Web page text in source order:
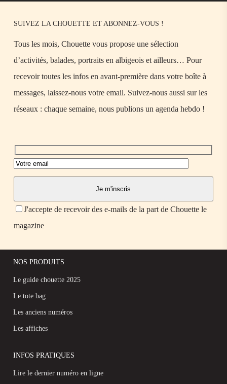
SUIVEZ LA CHOUETTE ET ABONNEZ-VOUS !
Tous les mois, Chouette vous propose une sélection
d’activités, balades, portraits en albigeois et ailleurs… Pour
recevoir toutes les infos en avant-première dans votre boîte à
messages, laissez-nous votre email. Suivez-nous aussi sur les
réseaux : chaque semaine, nous publions un agenda hebdo !
J'accepte de recevoir des e-mails de la part de Chouette le
magazine
NOS PRODUITS
Le guide chouette 2025
Le tote bag
Les anciens numéros
Les affiches
INFOS PRATIQUES
Lire le dernier numéro en ligne